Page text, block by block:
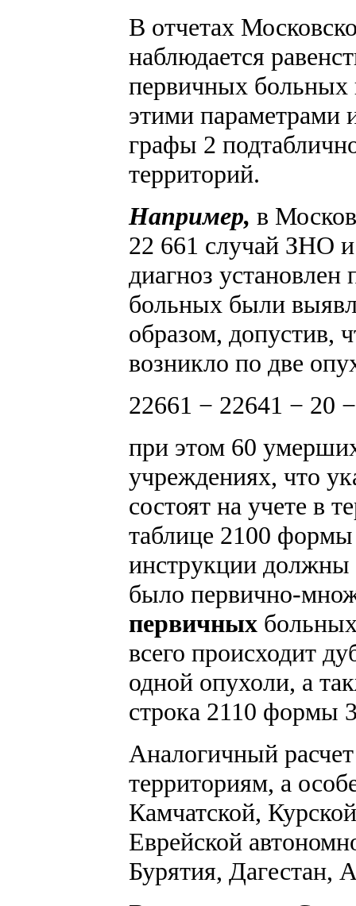
В отчетах
наблюдается
первичных больных
этими параметрами
графы 2
территорий.
Например, в
22 661 случай ЗНО
диагноз
больных были
образом, допустив,
возникло по две
22661 − 22641 − 20
при этом 60
учреждениях, что
состоят на учете в
таблице 2100 формы
инструкции должны
было первично-
первичных
всего происходит
одной опухоли, а
строка 2110 формы
Аналогичный
территориям, а
Камчатской,
Еврейской
Бурятия, Дагестан,